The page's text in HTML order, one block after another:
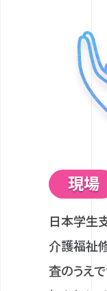
現場
日本学生
介護福祉
査のうえ